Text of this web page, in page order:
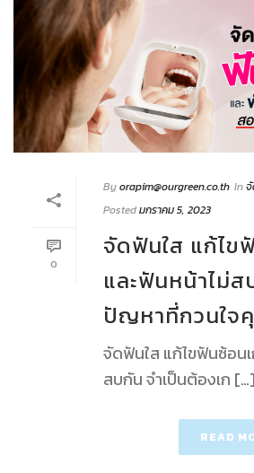
0
Byorapim@ourgreen.co.th In
Postedมกราคม 5, 2023
จัดฟันใส แก้ไข
และฟันหน้าไม่
ปัญหาที่กวนใจ
จัดฟันใส แก้ไขฟันซ้อน
สบกัน จำเป็นต้องเก […]
READ